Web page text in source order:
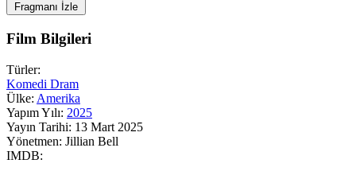
Fragmanı İzle
Film Bilgileri
Türler:
Komedi Dram
Ülke: Amerika
Yapım Yılı: 2025
Yayın Tarihi: 13 Mart 2025
Yönetmen: Jillian Bell
IMDB: